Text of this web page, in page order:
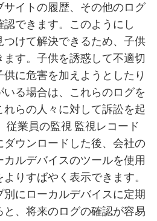
サイトの履歴、その他のログ
できます。このようにし
けて解決できるため、子供
す。子供を誘惑して不適切
に危害を加えようとしたり
る場合は、これらのログを
らの人々に対して訴訟を起
従業員の監視 監視レコード
ダウンロードした後、会社の
ルデバイスのツールを使用
りすばやく表示できます。
別にローカルデバイスに定期
、将来のログの確認が容易